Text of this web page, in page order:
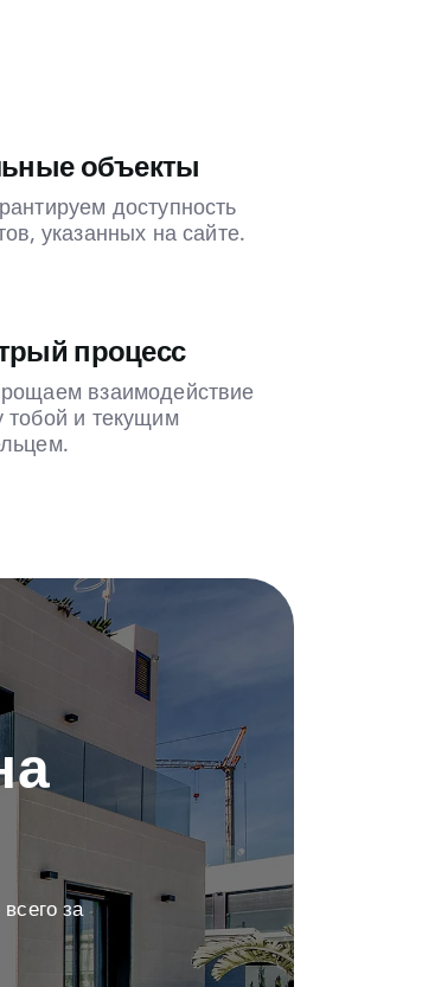
объекты
доступность
указанных на сайте.
процесс
взаимодействие
тобой и текущим
за